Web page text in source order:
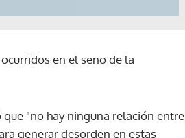
en el seno de la
"no hay ninguna relación entre
generar desorden en estas